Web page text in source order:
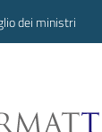
dei ministri